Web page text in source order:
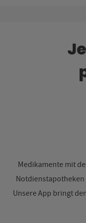
Medikamente mit
Unsere App bringt